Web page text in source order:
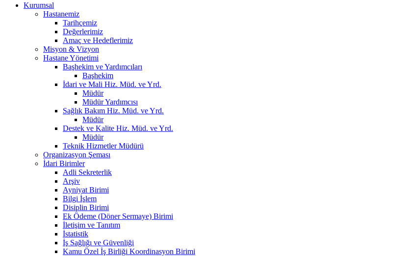
Kurumsal
Hastanemiz
Tarihçemiz
Değerlerimiz
Amaç ve Hedeflerimiz
Misyon & Vizyon
Hastane Yönetimi
Başhekim ve Yardımcıları
Başhekim
İdari ve Mali Hiz. Müd. ve Yrd.
Müdür
Müdür Yardımcısı
Sağlık Bakım Hiz. Müd. ve Yrd.
Müdür
Destek ve Kalite Hiz. Müd. ve Yrd.
Müdür
Teknik Hizmetler Müdürü
Organizasyon Şeması
İdari Birimler
Adli Sekreterlik
Arşiv
Ayniyat Birimi
Bilgi İşlem
Disiplin Birimi
Ek Ödeme (Döner Sermaye) Birimi
İletişim ve Tanıtım
İstatistik
İş Sağlığı ve Güvenliği
Kamu Özel İş Birliği Koordinasyon Birimi